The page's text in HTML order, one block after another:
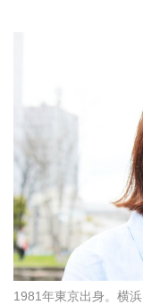
1981年東京出身。横